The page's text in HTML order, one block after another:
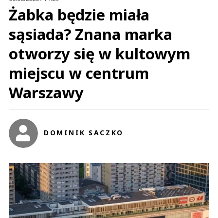
Żabka będzie miała
sąsiada? Znana marka
otworzy się w kultowym
miejscu w centrum
Warszawy
DOMINIK SACZKO